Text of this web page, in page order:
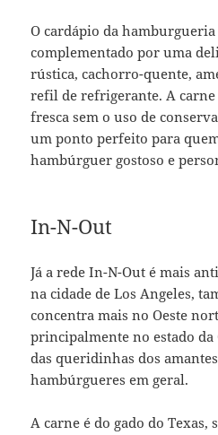
O cardápio da
complementado por uma
rústica, cachorro-quente,
refil de refrigerante. A carne
fresca sem o uso de
um ponto perfeito para
hambúrguer gostoso e
In-N-Out
Já a rede In-N-Out é mais
na cidade de Los Angeles,
concentra mais no Oeste
principalmente no estado
das queridinhas dos
hambúrgueres em geral.
A carne é do gado do Texas,